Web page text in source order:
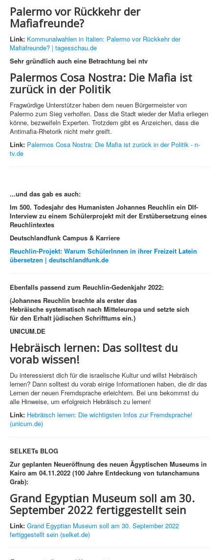
Palermo vor Rückkehr der
Mafiafreunde?
Link: Kommunalwahlen in Italien: Palermo vor Rückkehr der
Mafiafreunde? | tagesschau.de
Sehr gründlich auch eine Betrachtung bei ntv
Palermos Cosa Nostra: Die Mafia ist
zurück in der Politik
Fragwürdige Unterstützer haben dem neuen Bürgermeister von
Palermo zum Sieg verholfen. Dass die Stadt wieder der Mafia erliegen
könne, bezweifeln Experten. Trotzdem gibt es Anzeichen, dass die
Antimafia-Rhetorik nicht mehr greift.
Link: Palermos Cosa Nostra: Die Mafia ist zurück in der Politik - n-
tv.de
...und das gab es auch:
Im 500. Todesjahr des Humanisten Johannes Reuchlin ein Dlf-
Interview zu einem Schülerprojekt mit der Erstübersetzung eines
Reuchlintextes
Deutschlandfunk Campus & Karriere
Reuchlin-Projekt: Warum SchülerInnen in ihrer Freizeit Latein
übersetzen | deutschlandfunk.de
Ebenfalls passend zum Reuchlin-Gedenkjahr 2022:
(Johannes Reuchlin brachte als erster das
Hebräische systematisch nach Mitteleuropa und setzte sich
für den Erhalt jüdischen Schrifttums ein.)
UNICUM.DE
Hebräisch lernen: Das solltest du
vorab wissen!
Du interessierst dich für die israelische Kultur und willst Hebräisch
lernen? Dann solltest du vorab einige Informationen haben, die dir das
Lernen der neuen Fremdsprache erleichtern. Bei uns bekommst du
alle Hinweise, um erfolgreich Hebräisch zu lernen!
Link: Hebräisch lernen: Die wichtigsten Infos zur Fremdsprache!
(unicum.de)
SELKETs BLOG
Zur geplanten Neueröffnung des neuen Ägyptischen Museums in
Kairo am 04.11.2022 (100 Jahre Entdeckung von tutanchamuns
Grab):
Grand Egyptian Museum soll am 30.
September 2022 fertiggestellt sein
Link: Grand Egyptian Museum soll am 30. September 2022
fertiggestellt sein (selket.de)